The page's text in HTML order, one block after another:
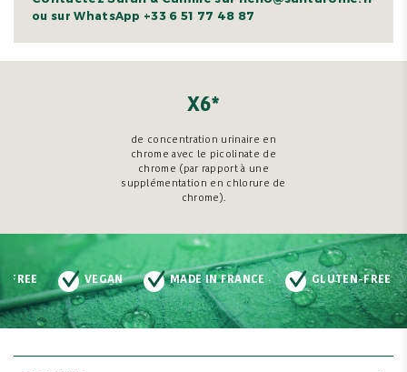
ou sur WhatsApp +33 6 51 77 48 87
X6*
de concentration urinaire en
chrome avec le picolinate de
chrome (par rapport à une
supplémentation en chlorure de
chrome).
FREE VEGAN MADE IN FRANCE GLUTEN-FREE